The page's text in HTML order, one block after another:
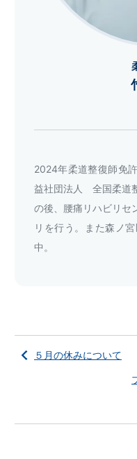
2024年柔道整復師免
益社団法人 全国柔道
の後、腰痛リハビリセ
リを行う。また森ノ
中。
５月の休みについて